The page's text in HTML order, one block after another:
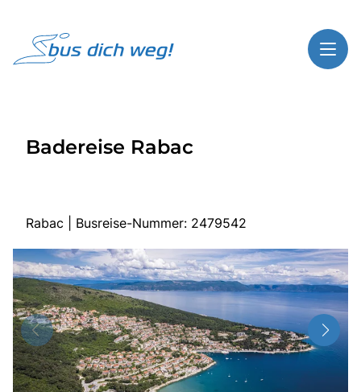
Highlights
Start
Busreisen
Bus mieten
Gutscheinshop
Über bus dich weg!
Badereise Rabac
Rabac | Busreise-Nummer: 2479542